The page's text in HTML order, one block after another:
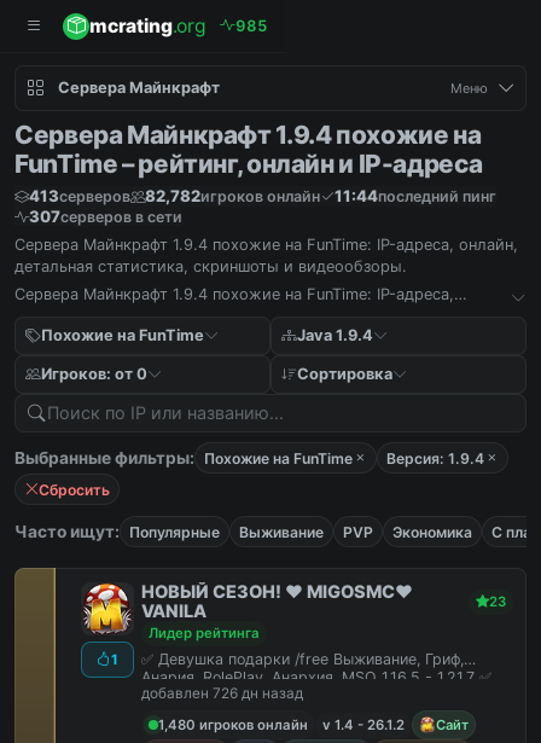
mcrating.org 985
Сервера Майнкрафт Меню
Сервера Майнкрафт 1.9.4 похожие на
FunTime – рейтинг, онлайн и IP-адреса
413серверов 82,782игроков онлайн 11:44последний пинг
307серверов в сети
Сервера Майнкрафт 1.9.4 похожие на FunTime: IP-адреса, онлайн,
детальная статистика, скриншоты и видеообзоры.
Сервера Майнкрафт 1.9.4 похожие на FunTime: IP-адреса,
Похожие на FunTime
Java 1.9.4
Игроков: от 0 Сортировка
Выбранные фильтры: Похожие на FunTime
Версия: 1.9.4
Сбросить
Часто ищут: Популярные Выживание PVP Экономика С
1
НОВЫЙ СЕЗОН! ❤️ MIGOSMC❤️
VANILA
23
Лидер рейтинга
✅ Девушка подарки /free Выживание, Гриф,
Анария, RolePlay, Анархия, MSO 1.16.5 - 1.21.7 ✅
добавлен 726 дн назад
1,480 игроков онлайн
v 1.4 - 26.1.2
Сайт